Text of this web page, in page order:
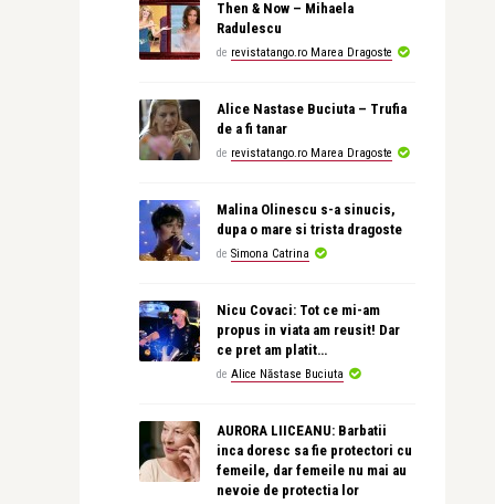
Then & Now – Mihaela
Radulescu
de revistatango.ro Marea Dragoste
Alice Nastase Buciuta – Trufia
de a fi tanar
de revistatango.ro Marea Dragoste
Malina Olinescu s-a sinucis,
dupa o mare si trista dragoste
de Simona Catrina
Nicu Covaci: Tot ce mi-am
propus in viata am reusit! Dar
ce pret am platit…
de Alice Năstase Buciuta
AURORA LIICEANU: Barbatii
inca doresc sa fie protectori cu
femeile, dar femeile nu mai au
nevoie de protectia lor